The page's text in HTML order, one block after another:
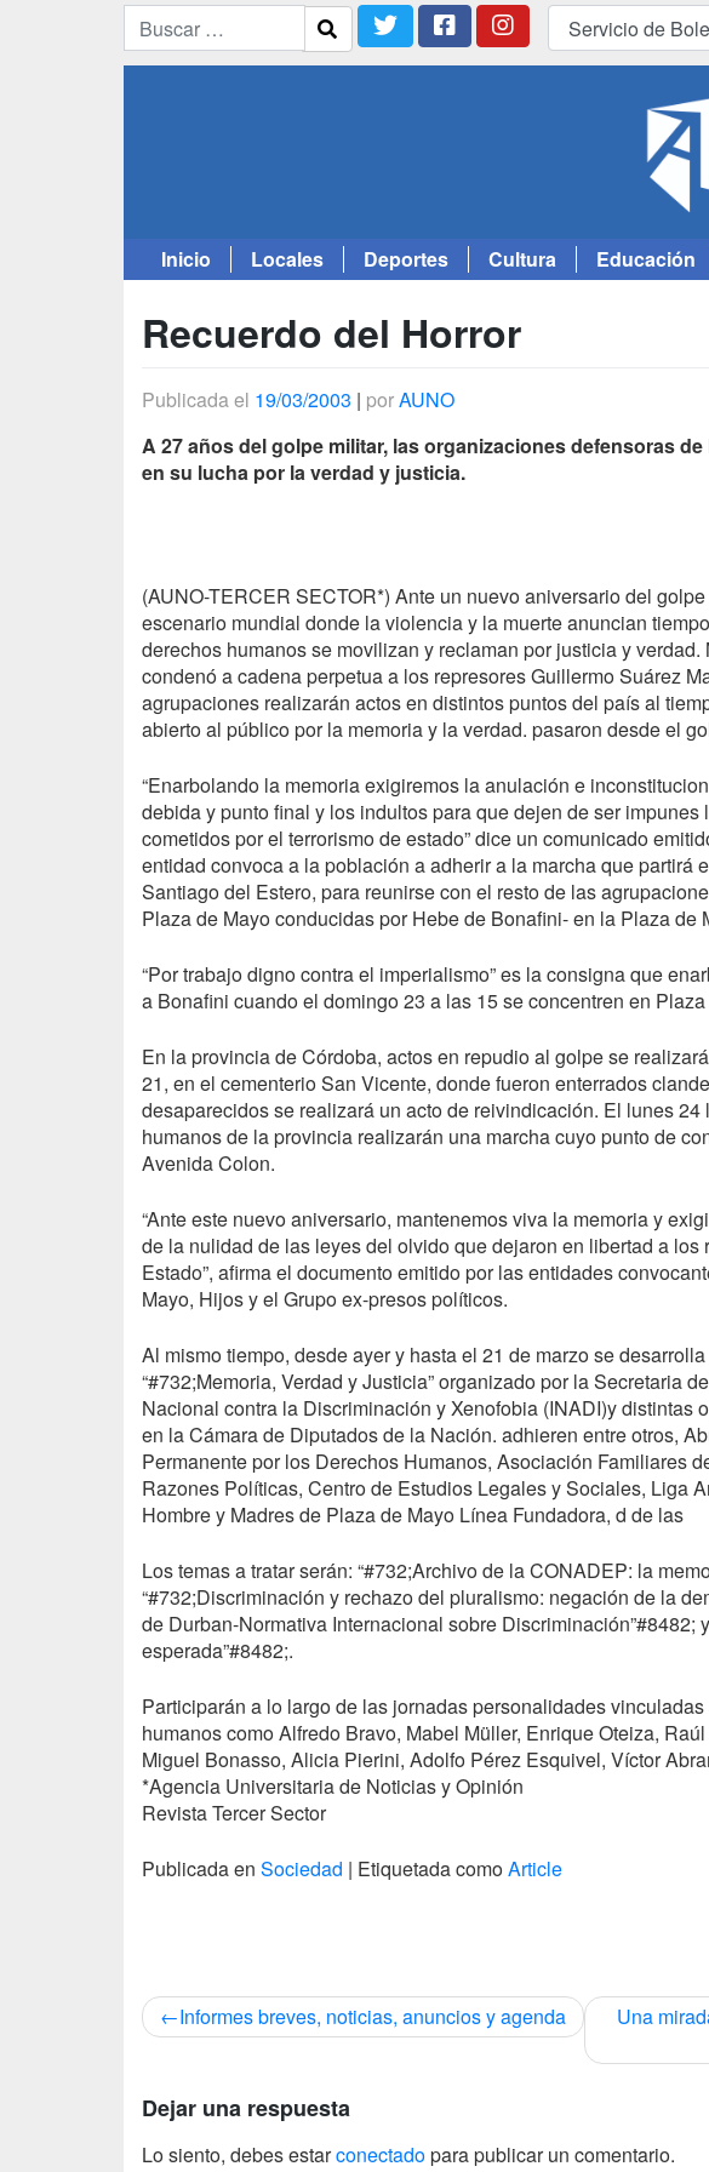
Inicio Locales Deportes Cultura Educación
Recuerdo del Horror
Publicada el 19/03/2003 | porAUNO
A 27 años del golpe militar, las organizaciones defensoras
en su lucha por la verdad y justicia.
(AUNO-TERCER SECTOR*) Ante un nuevo aniversario del
escenario mundial donde la violencia y la muerte anuncian
derechos humanos se movilizan y reclaman por justicia y
condenó a cadena perpetua a los represores Guillermo Suárez
agrupaciones realizarán actos en distintos puntos del país al
abierto al público por la memoria y la verdad. pasaron desde el
“Enarbolando la memoria exigiremos la anulación e
debida y punto final y los indultos para que dejen de ser
cometidos por el terrorismo de estado” dice un comunicado
entidad convoca a la población a adherir a la marcha que partirá
Santiago del Estero, para reunirse con el resto de las
Plaza de Mayo conducidas por Hebe de Bonafini- en la Plaza de
“Por trabajo digno contra el imperialismo” es la consigna que
a Bonafini cuando el domingo 23 a las 15 se concentren en
En la provincia de Córdoba, actos en repudio al golpe se
21, en el cementerio San Vicente, donde fueron enterrados
desaparecidos se realizará un acto de reivindicación. El lunes
humanos de la provincia realizarán una marcha cuyo punto de
Avenida Colon.
“Ante este nuevo aniversario, mantenemos viva la memoria y
de la nulidad de las leyes del olvido que dejaron en libertad a los
Estado”, afirma el documento emitido por las entidades
Mayo, Hijos y el Grupo ex-presos políticos.
Al mismo tiempo, desde ayer y hasta el 21 de marzo se
“#732;Memoria, Verdad y Justicia” organizado por la Secretaria
Nacional contra la Discriminación y Xenofobia (INADI)y distintas
en la Cámara de Diputados de la Nación. adhieren entre otros,
Permanente por los Derechos Humanos, Asociación Familiares
Razones Políticas, Centro de Estudios Legales y Sociales, Liga
Hombre y Madres de Plaza de Mayo Línea Fundadora, d de las
Los temas a tratar serán: “#732;Archivo de la CONADEP: la
“#732;Discriminación y rechazo del pluralismo: negación de la
de Durban-Normativa Internacional sobre Discriminación”#8482;
esperada”#8482;.
Participarán a lo largo de las jornadas personalidades
humanos como Alfredo Bravo, Mabel Müller, Enrique Oteiza,
Miguel Bonasso, Alicia Pierini, Adolfo Pérez Esquivel, Víctor
*Agencia Universitaria de Noticias y Opinión
Revista Tercer Sector
Publicada en Sociedad | Etiquetada comoArticle
Navegación
de
Informes breves, noticias, anuncios y agenda Una
Dejar una respuesta
Lo siento, debes estarconectadopara publicar un comentario.